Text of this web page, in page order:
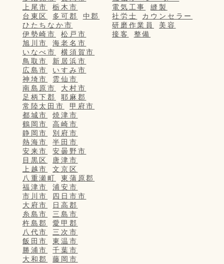
上尾市
栃木市
台東区
多可郡
中郡
ひたちなか市
伊勢崎市
松戸市
旭川市
海老名市
いなべ市
横須賀市
鳥取市
新居浜市
広島市
いすみ市
神埼市
雲仙市
南島原市
大村市
足柄下郡
耶麻郡
常陸太田市
甲府市
都城市
焼津市
鶴岡市
高崎市
静岡市
別府市
熱海市
半田市
安来市
安曇野市
目黒区
唐津市
上越市
文京区
八重瀬町
東蒲原郡
福津市
浦安市
市川市
四日市市
大府市
日高郡
糸島市
三島市
杵島郡
愛甲郡
八代市
三次市
飯田市
東温市
勝浦市
千葉市
大和郡
藤岡市
電気工事
縫製
社労士
カウンセラー
研磨作業員
美容
接客
整備